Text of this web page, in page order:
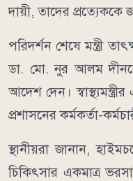
দায়ী, তাদের
পরিদর্শন শেষে মন্ত্রী
ডা. মো. নুর আলম
আদেশ দেন।
প্রশাসনের কর্মকর্তা-
স্থানীয়রা জানান,
চিকিৎসার একমাত্র ভরসা